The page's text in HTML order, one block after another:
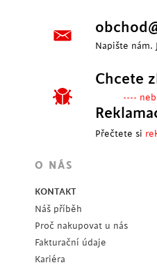
Napište nám.
Chcete
----
Přečtete si
O NÁS
KONTAKT
Náš příběh
Proč nakupovat u nás
Fakturační údaje
Kariéra